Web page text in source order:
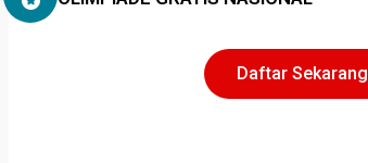
Daftar Sekarang